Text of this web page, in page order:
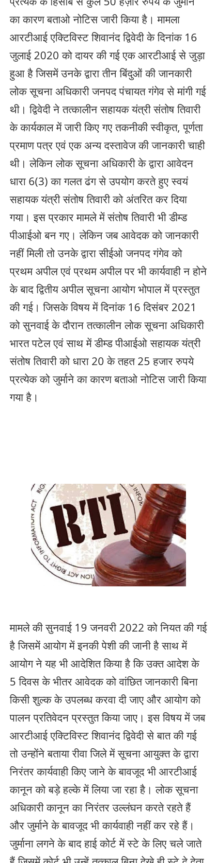
का कारण बताओ नोटिस जारी किया है। मामला
आरटीआई एक्टिविस्ट शिवानंद द्विवेदी के दिनांक 16
जुलाई 2020 को दायर की गई एक आरटीआई से जुड़ा
हुआ है जिसमें उनके द्वारा तीन बिंदुओं की जानकारी
लोक सूचना अधिकारी जनपद पंचायत गंगेव से मांगी गई
थी। द्विवेदी ने तत्कालीन सहायक यंत्री संतोष तिवारी
के कार्यकाल में जारी किए गए तकनीकी स्वीकृत, पूर्णता
प्रमाण पत्र एवं एक अन्य दस्तावेज की जानकारी चाही
थी। लेकिन लोक सूचना अधिकारी के द्वारा आवेदन
धारा 6(3) का गलत ढंग से उपयोग करते हुए स्वयं
सहायक यंत्री संतोष तिवारी को अंतरित कर दिया
गया। इस प्रकार मामले में संतोष तिवारी भी डीम्ड
पीआईओ बन गए। लेकिन जब आवेदक को जानकारी
नहीं मिली तो उनके द्वारा सीईओ जनपद गंगेव को
प्रथम अपील एवं प्रथम अपील पर भी कार्यवाही न होने
के बाद द्वितीय अपील सूचना आयोग भोपाल में प्रस्तुत
की गई। जिसके विषय में दिनांक 16 दिसंबर 2021
को सुनवाई के दौरान तत्कालीन लोक सूचना अधिकारी
भारत पटेल एवं साथ में डीम्ड पीआईओ सहायक यंत्री
संतोष तिवारी को धारा 20 के तहत 25 हजार रुपये
प्रत्येक को जुर्माने का कारण बताओ नोटिस जारी किया
गया है।
मामले की सुनवाई 19 जनवरी 2022 को नियत की गई
है जिसमें आयोग में इनकी पेशी की जानी है साथ में
आयोग ने यह भी आदेशित किया है कि उक्त आदेश के
5 दिवस के भीतर आवेदक को वांछित जानकारी बिना
किसी शुल्क के उपलब्ध करवा दी जाए और आयोग को
पालन प्रतिवेदन प्रस्तुत किया जाए। इस विषय में जब
आरटीआई एक्टिविस्ट शिवानंद द्विवेदी से बात की गई
तो उन्होंने बताया रीवा जिले में सूचना आयुक्त के द्वारा
निरंतर कार्यवाही किए जाने के बावजूद भी आरटीआई
कानून को बड़े हल्के में लिया जा रहा है। लोक सूचना
अधिकारी कानून का निरंतर उल्लंघन करते रहते हैं
और जुर्माने के बावजूद भी कार्यवाही नहीं कर रहे हैं।
जुर्माना लगने के बाद हाई कोर्ट में स्टे के लिए चले जाते